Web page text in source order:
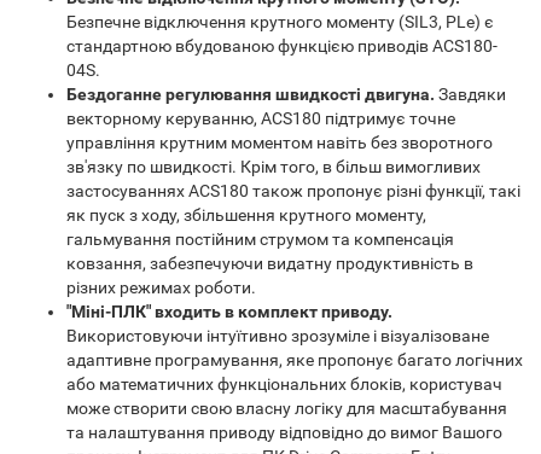
Безпечне відключення крутного моменту (SIL3, PLe) є
стандартною вбудованою функцією приводів ACS180-
04S.
Бездоганне регулювання швидкості двигуна. Завдяки
векторному керуванню, ACS180 підтримує точне
управління крутним моментом навіть без зворотного
зв'язку по швидкості. Крім того, в більш вимогливих
застосуваннях ACS180 також пропонує різні функції, такі
як пуск з ходу, збільшення крутного моменту,
гальмування постійним струмом та компенсація
ковзання, забезпечуючи видатну продуктивність в
різних режимах роботи.
"Міні-ПЛК" входить в комплект приводу.
Використовуючи інтуїтивно зрозуміле і візуалізоване
адаптивне програмування, яке пропонує багато логічних
або математичних функціональних блоків, користувач
може створити свою власну логіку для масштабування
та налаштування приводу відповідно до вимог Вашого